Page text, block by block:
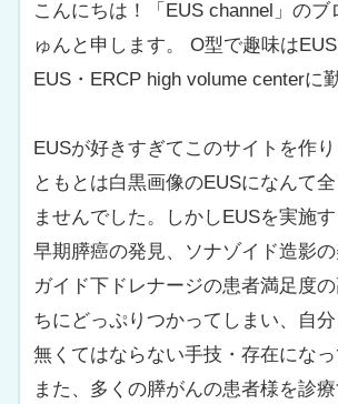
こんにちは！「EUS channel」のブ
ゅんと申します。 O型で趣味は
EUS・ERCP high volume centerに
EUSが好きすぎてこのサイトを作
ともとは白黒画像のEUSになんて
ませんでした。しかしEUSを実施す
早期膵癌の発見、ソナゾイド造影
ガイド下ドレナージの患者満足度
ちにどっぷりつかってしまい、自
無くてはならない手技・存在になっ
また、多くの膵がんの患者様を診